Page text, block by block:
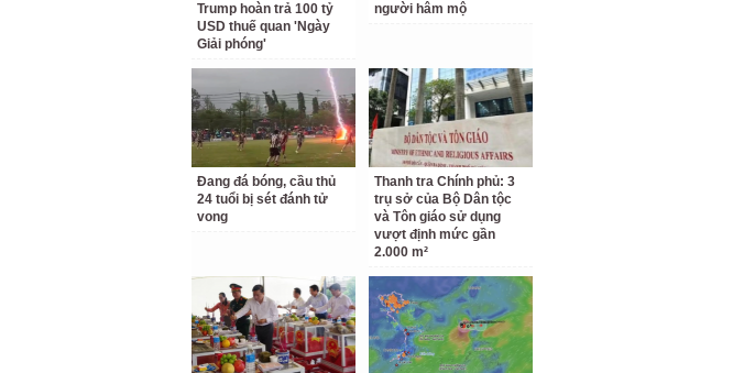
Trump hoàn trả 100 tỷ
USD thuế quan 'Ngày
Giải phóng'
người hâm mộ
Đang đá bóng, cầu thủ
24 tuổi bị sét đánh tử
vong
Thanh tra Chính phủ: 3
trụ sở của Bộ Dân tộc
và Tôn giáo sử dụng
vượt định mức gần
2.000 m²